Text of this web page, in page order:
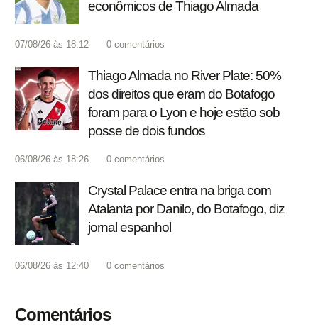
econômicos de Thiago Almada
07/08/26 às 18:12 0 comentários
Thiago Almada no River Plate: 50%
dos direitos que eram do Botafogo
foram para o Lyon e hoje estão sob
posse de dois fundos
06/08/26 às 18:26 0 comentários
Crystal Palace entra na briga com
Atalanta por Danilo, do Botafogo, diz
jornal espanhol
06/08/26 às 12:40 0 comentários
Comentários